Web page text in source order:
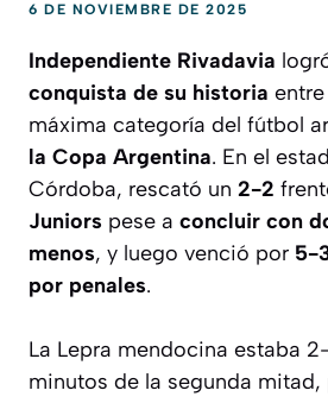
6 DE NOVIEMBRE DE 2025
Independiente Rivadavia
conquista de su historia
máxima categoría del fútbol
la Copa Argentina. En el
Córdoba, rescató un 2-2
Juniors pese a concluir con
menos, y luego venció por 5-
por penales.
La Lepra mendocina estaba
minutos de la segunda mitad,